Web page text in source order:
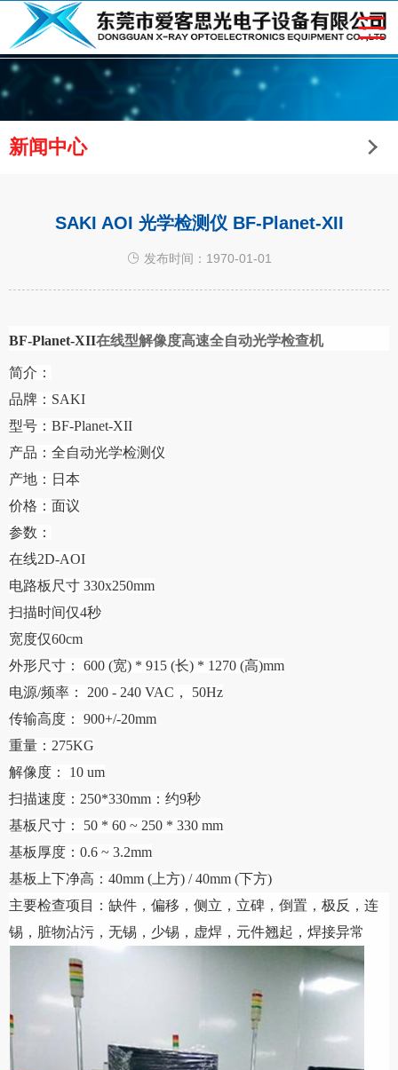
新闻中心
SAKI AOI 光学检测仪 BF-Planet-XII
发布时间：1970-01-01
BF-Planet-XII在线型解像度高速全自动光学检查机
简介：
品牌： SAKI
型号： BF-Planet-XII
产品：全自动光学检测仪
产地：日本
价格：面议
参数：
在线2D-AOI
电路板尺寸 330x250mm
扫描时间仅4秒
宽度仅60cm
外形尺寸：
600 (宽) * 915 (长) * 1270 (高)mm
电源/频率： 200 - 240 VAC， 50Hz
传输高度：
900+/-20mm
重量： 275KG
解像度：
10 um
扫描速度： 250*330mm：约9秒
基板尺寸：
50 * 60 ~ 250 * 330 mm
基板厚度： 0.6 ~ 3.2mm
基板上下净高： 40mm (上方) / 40mm (下方)
主要检查项目：缺件，偏移，侧立，立碑，倒置，极反，连
锡，脏物沾污，无锡，少锡，虚焊，元件翘起，焊接异常